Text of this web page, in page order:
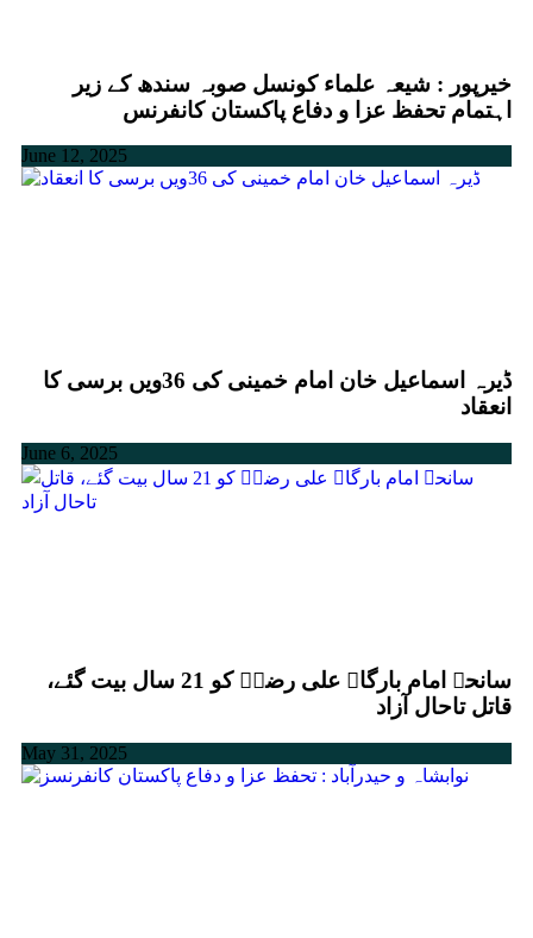
خیرپور : شیعہ علماء کونسل صوبہ سندھ کے زیر
اہتمام تحفظ عزا و دفاع پاکستان کانفرنس
June 12, 2025
ڈیرہ اسماعیل خان امام خمینی کی 36ویں برسی کا
انعقاد
June 6, 2025
سانحہ امام بارگاہ علی رضاؑ کو 21 سال بیت گئے،
قاتل تاحال آزاد
May 31, 2025